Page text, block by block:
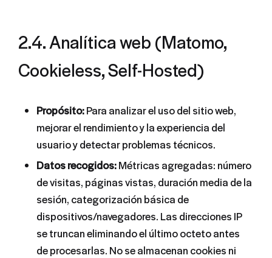
2.4. Analítica web (Matomo,
Cookieless, Self-Hosted)
Propósito:Para analizar el uso del sitio web,
mejorar el rendimiento y la experiencia del
usuario y detectar problemas técnicos.
Datos recogidos:Métricas agregadas: número
de visitas, páginas vistas, duración media de la
sesión, categorización básica de
dispositivos/navegadores. Las direcciones IP
se truncan eliminando el último octeto antes
de procesarlas. No se almacenan cookies ni